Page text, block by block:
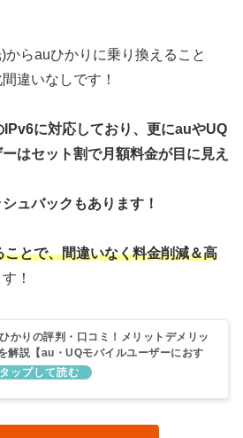
からauひかりに乗り換えること
違いなしです！
IPv6に対応しており、更にauやUQ
はセット割で月額料金が目に見え
ュバックもあります！
とで、間違いなく料金削減＆高
！
かりの評判・口コミ！メリットデメリッ
を解説【au・UQモバイルユーザーにおす
】